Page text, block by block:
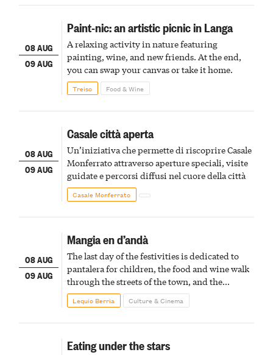
08 AUG
09 AUG
Paint-nic: an artistic picnic in Langa
A relaxing activity in nature featuring
painting, wine, and new friends. At the end,
you can swap your canvas or take it home.
Treiso Food & Wine
08 AUG
09 AUG
Casale città aperta
Un’iniziativa che permette di riscoprire Casale
Monferrato attraverso aperture speciali, visite
guidate e percorsi diffusi nel cuore della città
Casale Monferrato
08 AUG
09 AUG
Mangia en d’andà
The last day of the festivities is dedicated to
pantalera for children, the food and wine walk
through the streets of the town, and the
fireworks finale
Lequio Berria Culture & Cinema
Eating under the stars